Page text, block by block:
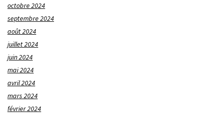
octobre 2024
septembre 2024
août 2024
juillet 2024
juin 2024
mai 2024
avril 2024
mars 2024
février 2024